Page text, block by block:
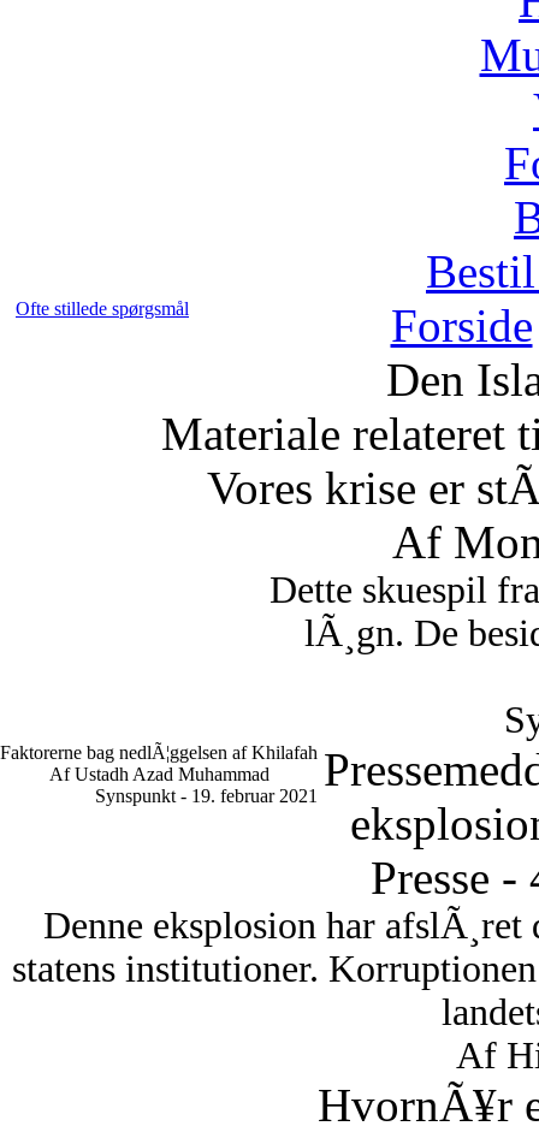
Ofte stillede spørgsmål Forside
Den
Materiale relateret
Vores krise er
Af
Dette skuespil
lÃ¸gn. De
Faktorerne bag nedlÃ¦ggelsen af Khilafah
Af Ustadh Azad Muhammad
Synspunkt - 19. februar 2021
Presse -
Denne eksplosion har
statens institutioner.
Af
HvornÃ¥r